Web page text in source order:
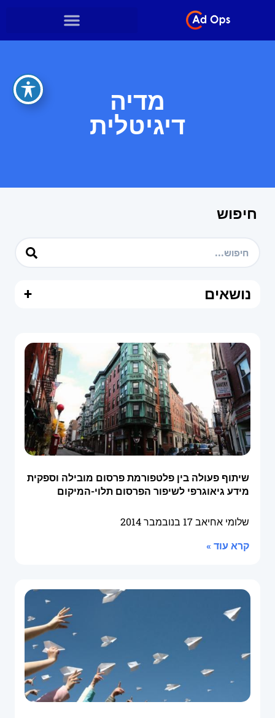
מדיה
דיגיטלית
חיפוש
נושאים +
שיתוף פעולה בין פלטפורמת פרסום מובילה וספקית
מידע גיאוגרפי לשיפור הפרסום תלוי-המיקום
שלומי אחיאב17 בנובמבר 2014
קרא עוד »